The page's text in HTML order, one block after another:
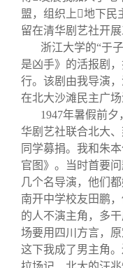
盟，组织上 地下民
留在清华剧艺社开展
浙江大学的“于
是凶手》的活报剧
行。该剧由我导演
在北大沙滩民主广场
1947年暑假前夕
华剧艺社联合北大
同学募捐。我和朱
官图》。当时首要
几个名导演，他们
南开中学校友田鹏
的人不演主角，多
场要用四川方言，
这下我成了男主角